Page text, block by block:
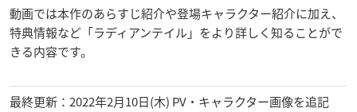
動画では本作のあらすじ紹介や登場キャラクター紹介に加え、
特典情報など「ラディアンテイル」をより詳しく知ることがで
きる内容です。
最終更新：2022年2月10日(木) PV・キャラクター画像を追記